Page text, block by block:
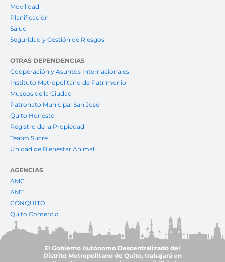
Movilidad
Planificación
Salud
Seguridad y Gestión de Riesgos
OTRAS DEPENDENCIAS
Cooperación y Asuntos Internacionales
Instituto Metropolitano de Patrimonio
Museos de la Ciudad
Patronato Municipal San José
Quito Honesto
Registro de la Propiedad
Teatro Sucre
Unidad de Bienestar Animal
AGENCIAS
AMC
AMT
CONQUITO
Quito Comercio
El Gobierno Autónomo Descentralizado del
Distrito Metropolitano de Quito, trabajará en